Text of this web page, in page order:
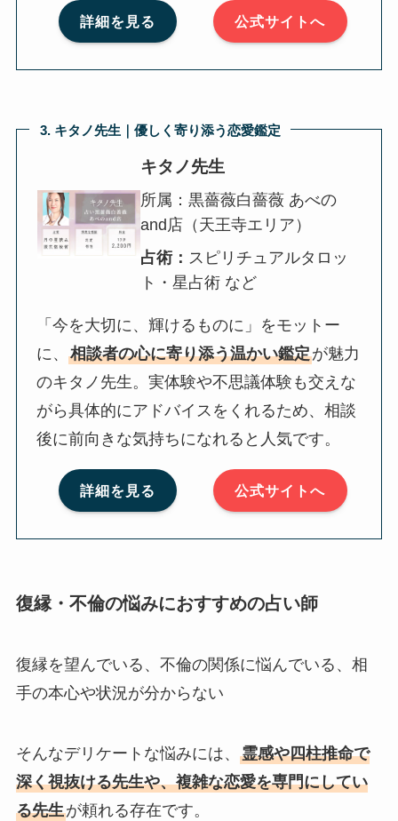
詳細を見る 公式サイトへ
3. キタノ先生｜優しく寄り添う恋愛鑑定
キタノ先生
所属：黒薔薇白薔薇 あべの
and店（天王寺エリア）
占術： スピリチュアルタロッ
ト・星占術 など
「今を大切に、輝けるものに」をモットー
に、相談者の心に寄り添う温かい鑑定が魅力
のキタノ先生。実体験や不思議体験も交えな
がら具体的にアドバイスをくれるため、相談
後に前向きな気持ちになれると人気です。
詳細を見る 公式サイトへ
復縁・不倫の悩みにおすすめの占い師
復縁を望んでいる、不倫の関係に悩んでいる、相
手の本心や状況が分からない
そんなデリケートな悩みには、 霊感や四柱推命で
深く視抜ける先生や、複雑な恋愛を専門にしてい
る先生が頼れる存在です。